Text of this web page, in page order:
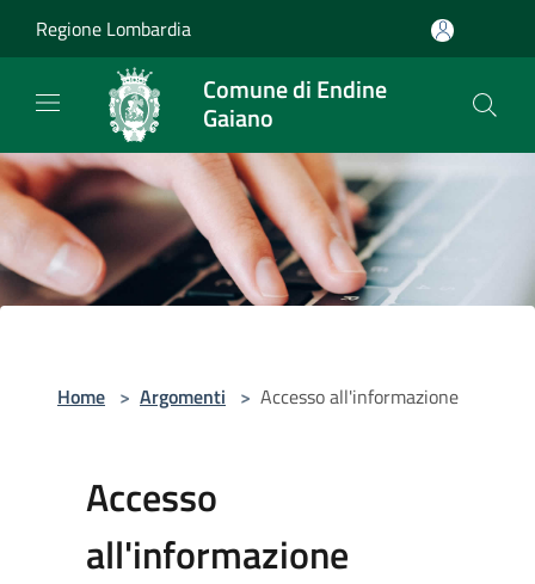
Regione Lombardia
Comune di Endine
Gaiano
Home > Argomenti > Accesso all'informazione
Accesso
all'informazione